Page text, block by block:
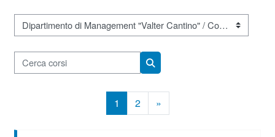
Categorie di corso
Cerca corsi
Cerca corsi
1 Pagina 1
2Pagina 2
»Pagina successiva